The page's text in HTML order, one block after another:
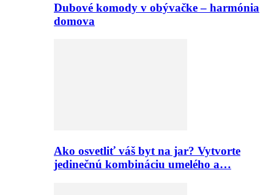
Dubové komody v obývačke – harmónia
domova
Ako osvetliť váš byt na jar? Vytvorte
jedinečnú kombináciu umelého a…